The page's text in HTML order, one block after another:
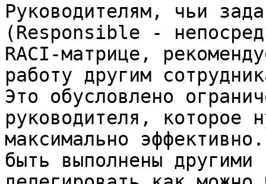
Руководителям, чьи
(Responsible -
RACI-матрице,
работу другим
Это обусловлено
руководителя, которое
максимально
быть выполнены